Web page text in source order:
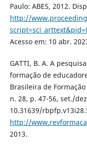
Paulo: ABES, 2012.
http://
Acesso em: 10 abr.
GATTI, B. A. A
formação de
Brasileira de
n. 28, p. 47-56, set./
10.31639/
http://
2013.